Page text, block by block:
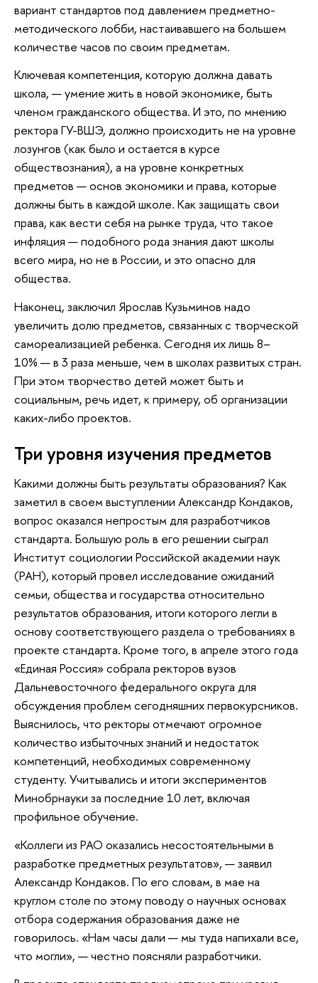
вариант стандартов под давлением предметно-
методического лобби, настаивавшего на большем
количестве часов по своим предметам.
Ключевая компетенция, которую должна давать
школа, — умение жить в новой экономике, быть
членом гражданского общества. И это, по мнению
ректора ГУ-ВШЭ, должно происходить не на уровне
лозунгов (как было и остается в курсе
обществознания), а на уровне конкретных
предметов — основ экономики и права, которые
должны быть в каждой школе. Как защищать свои
права, как вести себя на рынке труда, что такое
инфляция — подобного рода знания дают школы
всего мира, но не в России, и это опасно для
общества.
Наконец, заключил Ярослав Кузьминов надо
увеличить долю предметов, связанных с творческой
самореализацией ребенка. Сегодня их лишь 8–
10% — в 3 раза меньше, чем в школах развитых стран.
При этом творчество детей может быть и
социальным, речь идет, к примеру, об организации
каких-либо проектов.
Три уровня изучения предметов
Какими должны быть результаты образования? Как
заметил в своем выступлении Александр Кондаков,
вопрос оказался непростым для разработчиков
стандарта. Большую роль в его решении сыграл
Институт социологии Российской академии наук
(РАН), который провел исследование ожиданий
семьи, общества и государства относительно
результатов образования, итоги которого легли в
основу соответствующего раздела о требованиях в
проекте стандарта. Кроме того, в апреле этого года
«Единая Россия» собрала ректоров вузов
Дальневосточного федерального округа для
обсуждения проблем сегодняшних первокурсников.
Выяснилось, что ректоры отмечают огромное
количество избыточных знаний и недостаток
компетенций, необходимых современному
студенту. Учитывались и итоги экспериментов
Минобрнауки за последние 10 лет, включая
профильное обучение.
«Коллеги из РАО оказались несостоятельными в
разработке предметных результатов», — заявил
Александр Кондаков. По его словам, в мае на
круглом столе по этому поводу о научных основах
отбора содержания образования даже не
говорилось. «Нам часы дали — мы туда напихали все,
что могли», — честно поясняли разработчики.